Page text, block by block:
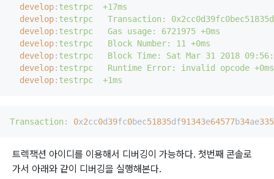
develop: testrpc  +17ms
develop: testrpc   Transaction:
develop: testrpc   Gas usage: 6721975 +0ms
develop: testrpc   Block Number: 11 +0ms
develop: testrpc   Block Time: Sat Mar 31 2018
develop: testrpc   Runtime Error: invalid opcode +0ms
develop: testrpc  +1ms
Transaction: 0x2cc0d39fc0bec51835df91343e64577b34ae335
트렉잭션 아이디를 이용해서 디버깅이 가능하다. 첫번째 콘솔로
가서 아래와 같이 디버깅을 실행해본다.